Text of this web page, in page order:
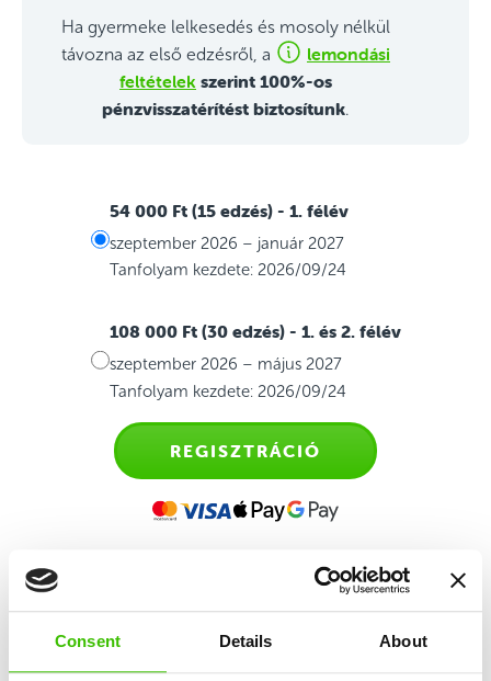
Consent Details About
Ha gyermeke lelkesedés és mosoly nélkül
távozna az első edzésről, a
lemondási
feltételek szerint 100%-os
pénzvisszatérítést biztosítunk.
54 000 Ft (15 edzés) - 1. félév
szeptember 2026 – január 2027
Tanfolyam kezdete: 2026/09/24
108 000 Ft (30 edzés) - 1. és 2. félév
szeptember 2026 – május 2027
Tanfolyam kezdete: 2026/09/24
REGISZTRÁCIÓ
Sporttanfolyam 4-6 éves
gyerekeknek